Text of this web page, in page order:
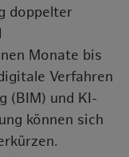
doppelter
Monate bis
Verfahren
(BIM) und KI-
können sich